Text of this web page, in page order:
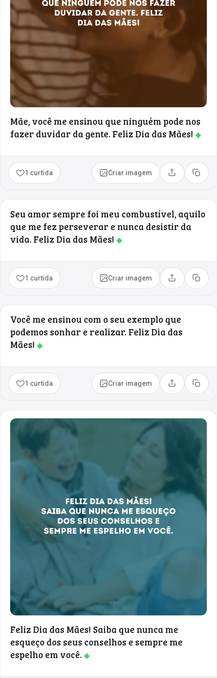
Mãe, você me ensinou que ninguém pode nos
fazer duvidar da gente. Feliz Dia das Mães! ◆
1 curtida Criar imagem Compartilhar
Copiar
Seu amor sempre foi meu combustível, aquilo
que me fez perseverar e nunca desistir da
vida. Feliz Dia das Mães! ◆
1 curtida Criar imagem Compartilhar
Copiar
Você me ensinou com o seu exemplo que
podemos sonhar e realizar. Feliz Dia das
Mães! ◆
1 curtida Criar imagem Compartilhar
Copiar
Feliz Dia das Mães! Saiba que nunca me
esqueço dos seus conselhos e sempre me
espelho em você.◆